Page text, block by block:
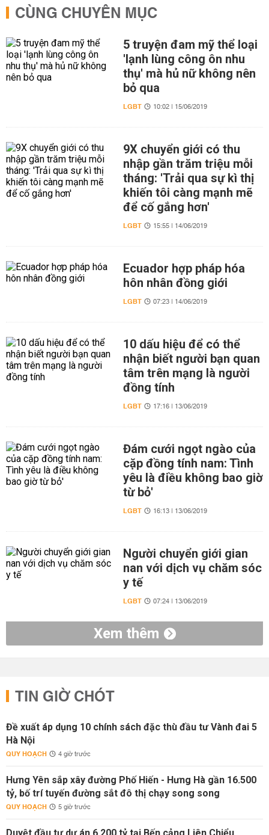
CÙNG CHUYÊN MỤC
5 truyện đam mỹ thể loại
'lạnh lùng công ôn nhu
thụ' mà hủ nữ không nên
bỏ qua
LGBT 10:02 | 15/06/2019
9X chuyển giới có thu
nhập gần trăm triệu mỗi
tháng: 'Trải qua sự kì thị
khiến tôi càng mạnh mẽ
để cố gắng hơn'
LGBT 15:55 | 14/06/2019
Ecuador hợp pháp hóa
hôn nhân đồng giới
LGBT 07:23 | 14/06/2019
10 dấu hiệu để có thể
nhận biết người bạn quan
tâm trên mạng là người
đồng tính
LGBT 17:16 | 13/06/2019
Đám cưới ngọt ngào của
cặp đồng tính nam: Tình
yêu là điều không bao giờ
từ bỏ'
LGBT 16:13 | 13/06/2019
Người chuyển giới gian
nan với dịch vụ chăm sóc
y tế
LGBT 07:24 | 13/06/2019
Xem thêm
TIN GIỜ CHÓT
Đề xuất áp dụng 10 chính sách đặc thù đầu tư Vành đai 5
Hà Nội
QUY HOẠCH 4 giờ trước
Hưng Yên sắp xây đường Phố Hiến - Hưng Hà gần 16.500
tỷ, bố trí tuyến đường sắt đô thị chạy song song
QUY HOẠCH 5 giờ trước